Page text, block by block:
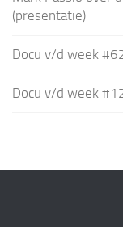
(presentatie)
Docu v/d week
Docu v/d week